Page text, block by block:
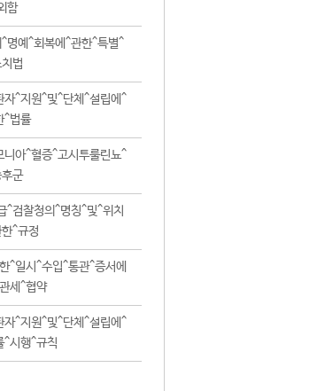
함
명예^회복에^관한^특별^
법
^지원^및^단체^설립에^
^법률
아^혈증^고시투룰린뇨^
군
^검찰청의^명칭^및^위치
^규정
^일시^수입^통관^증서에
세^협약
^지원^및^단체^설립에^
^시행^규칙